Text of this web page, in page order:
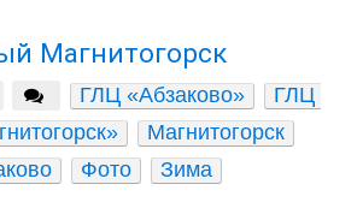
Магнитогорск
ГЛЦ «Абзаково»
ГЛЦ
Магнитогорск
Фото
Зима